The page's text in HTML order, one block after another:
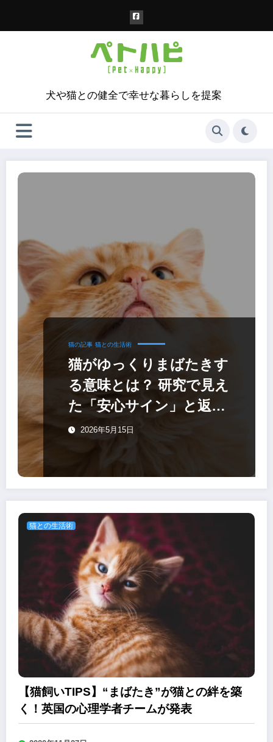
犬や猫との健全で幸せな暮らしを提案
猫の記事 猫との生活術
猫がゆっくりまばたきす
る意味とは？ 研究で見え
た「安心サイン」と返し
方2026年5月15日
猫との生活術
【猫飼いTIPS】“まばたき”が猫との絆を築
く！英国の心理学者チームが発表